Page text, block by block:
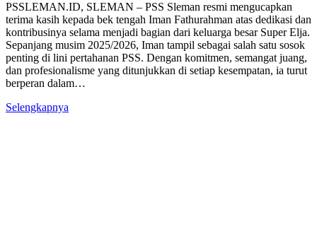
PSSLEMAN.ID, SLEMAN – PSS Sleman resmi mengucapkan
terima kasih kepada bek tengah Iman Fathurahman atas dedikasi dan
kontribusinya selama menjadi bagian dari keluarga besar Super Elja.
Sepanjang musim 2025/2026, Iman tampil sebagai salah satu sosok
penting di lini pertahanan PSS. Dengan komitmen, semangat juang,
dan profesionalisme yang ditunjukkan di setiap kesempatan, ia turut
berperan dalam…
Selengkapnya